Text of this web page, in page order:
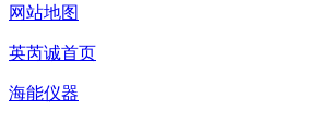
网站地图
英芮诚首页
海能仪器